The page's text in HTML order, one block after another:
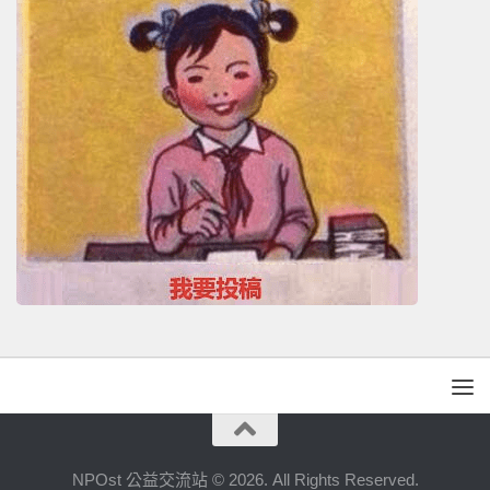
NPOst 公益交流站 © 2026. All Rights Reserved.